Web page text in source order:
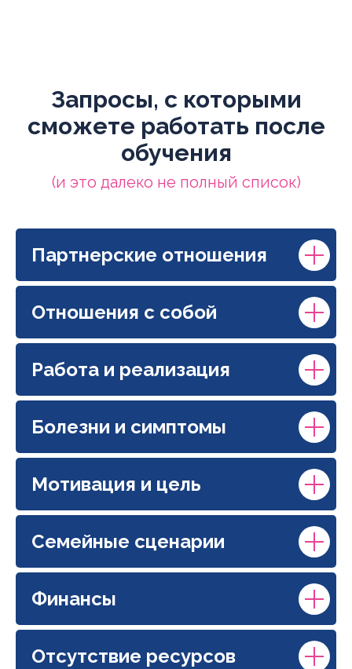
Запросы, с которыми
сможете работать после
обучения
(и это далеко не полный список)
Партнерские отношения
Отношения с собой
Работа и реализация
Болезни и симптомы
Мотивация и цель
Семейные сценарии
Финансы
Отсутствие ресурсов